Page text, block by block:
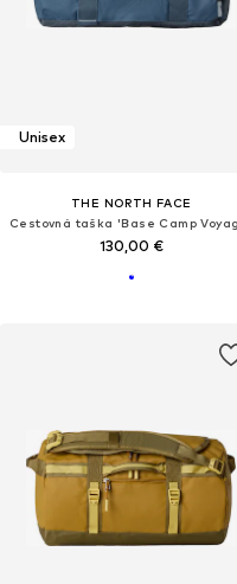
Unisex
THE NORTH FACE
130,00 €